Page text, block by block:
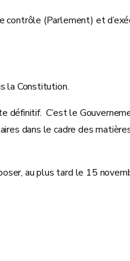
(Parlement) et
la Constitution.
C’est le
dans le cadre des
au plus tard le 15